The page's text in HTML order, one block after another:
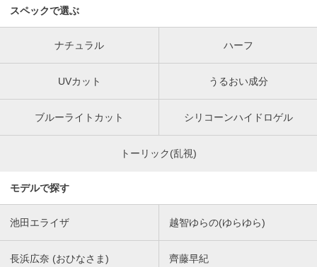
スペックで選ぶ
ナチュラル ハーフ
UVカット うるおい成分
ブルーライトカット シリコーンハイドロゲル
トーリック(乱視)
モデルで探す
池田エライザ 越智ゆらの(ゆらゆら)
長浜広奈 (おひなさま) 齊藤早紀